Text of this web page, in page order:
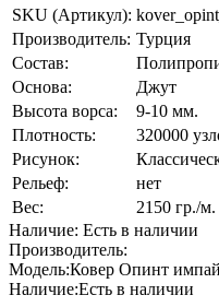
SKU (Артикул):
Производитель: Турция
Состав:
Основа:
Джут
Высота ворса:
9-10 мм.
Плотность:
320000
Рисунок:
Рельеф:
нет
Вес:
2150 гр./м.
Наличие: Есть в наличии
Производитель:
Модель:Ковер Опинт
Наличие:Есть в наличии